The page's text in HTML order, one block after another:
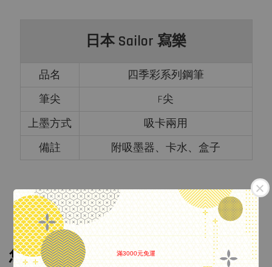
滿3000元免運
日本 Sailor 寫樂
品名
四季彩系列鋼筆
筆尖
F尖
上墨方式
吸卡兩用
備註
附吸墨器、卡水、盒子
您可能也喜歡